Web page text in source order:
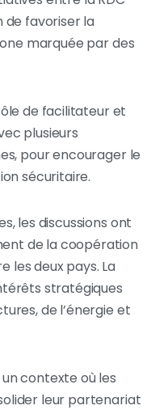
de favoriser la
marquée par des
de facilitateur et
plusieurs
pour encourager le
sécuritaire.
les discussions ont
de la coopération
les deux pays. La
stratégiques
de l’énergie et
contexte où les
leur partenariat